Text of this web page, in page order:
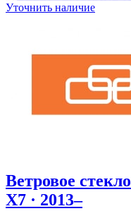
Уточнить наличие
Ветровое стекло
X7 · 2013–